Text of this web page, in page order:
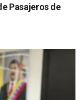
Pasajeros de